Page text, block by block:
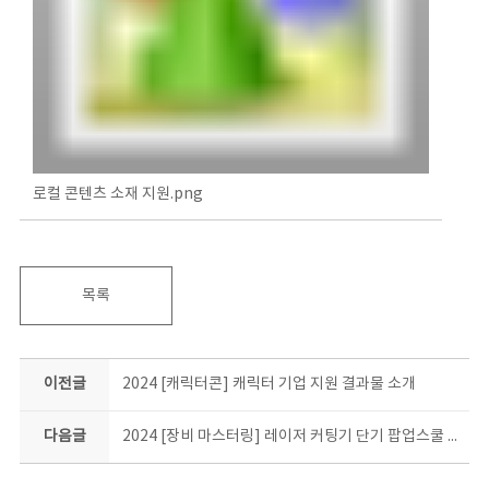
로컬 콘텐츠 소재 지원.png
목록
이전글 2024 [캐릭터콘] 캐릭터 기업 지원 결과물 소개
다음글 2024 [장비 마스터링] 레이저 커팅기 단기 팝업스쿨 결과물 소개